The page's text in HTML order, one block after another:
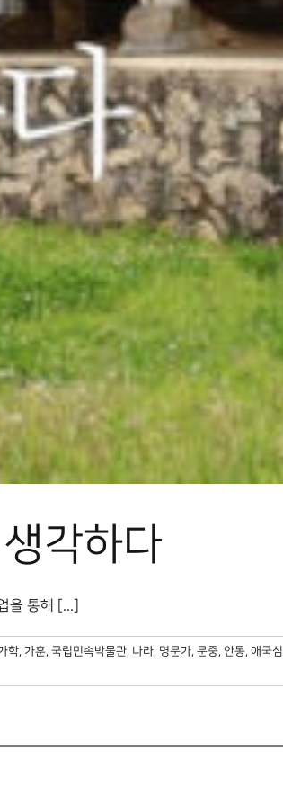
각하다
을 통해 [...]
학, 가훈, 국립민속박물관, 나라, 명문가, 문중, 안동, 애국심